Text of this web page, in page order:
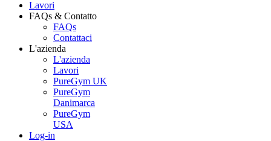
Lavori
FAQs & Contatto
FAQs
Contattaci
L'azienda
L'azienda
Lavori
PureGym UK
PureGym
Danimarca
PureGym
USA
Log-in